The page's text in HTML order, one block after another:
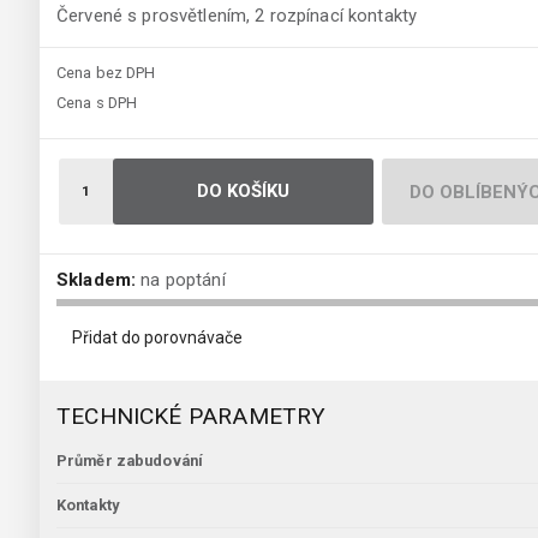
Červené s prosvětlením, 2 rozpínací kontakty
Cena bez DPH
Cena s DPH
DO KOŠÍKU DO
Skladem: na poptání
Přidat do porovnávače
TECHNICKÉ PARAMETRY
Průměr zabudování
Kontakty